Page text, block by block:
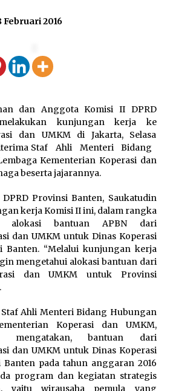
Semarakkan HUT RI
Agustus 2026
Banjar Tanam 200 Pohon
Dukung Program Ketahanan
Agustus 2026
Ada Transisi Panjang
, Perumdam TKR
Transparan
7 Agustus 2026
PAUD Diperkuat, Tangsel
Angka Partisipasi Sekolah
Agustus 2026
Universitas Bina Bangsa
83 Laksanakan
Februari 2016
dan Anggota Komisi II DPRD
kunjungan kerja ke
dan UMKM di Jakarta, Selasa
Staf Ahli Menteri Bidang
Kementerian Koperasi dan
beserta jajarannya.
Provinsi Banten, Saukatudin
kerja Komisi II ini, dalam rangka
alokasi bantuan APBN dari
dan UMKM untuk Dinas Koperasi
Banten. “Melalui kunjungan kerja
mengetahui alokasi bantuan dari
dan UMKM untuk Provinsi
Ahli Menteri Bidang Hubungan
Koperasi dan UMKM,
mengatakan, bantuan dari
dan UMKM untuk Dinas Koperasi
pada tahun anggaran 2016
program dan kegiatan strategis
yaitu wirausaha pemula yang